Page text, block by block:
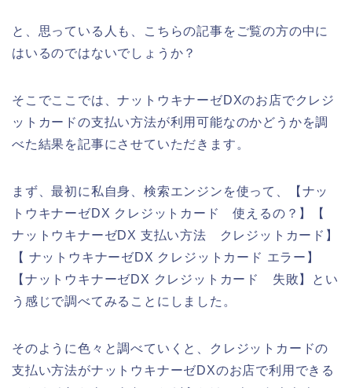
と、思っている人も、こちらの記事をご覧の方の中に
はいるのではないでしょうか？
そこでここでは、ナットウキナーゼDXのお店でクレジ
ットカードの支払い方法が利用可能なのかどうかを調
べた結果を記事にさせていただきます。
まず、最初に私自身、検索エンジンを使って、【ナッ
トウキナーゼDX クレジットカード 使えるの？】【
ナットウキナーゼDX 支払い方法 クレジットカード】
【 ナットウキナーゼDX クレジットカード エラー】
【ナットウキナーゼDX クレジットカード 失敗】とい
う感じで調べてみることにしました。
そのように色々と調べていくと、クレジットカードの
支払い方法がナットウキナーゼDXのお店で利用できる